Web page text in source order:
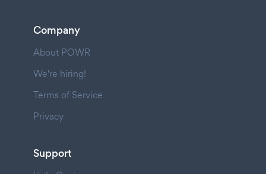
Company
About POWR
We're hiring!
Terms of Service
Privacy
Support